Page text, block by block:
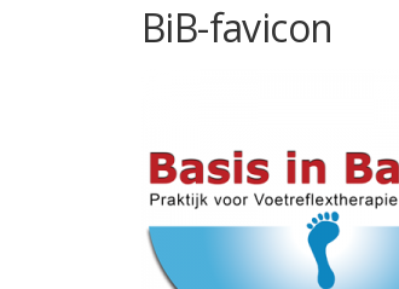
BiB-favicon